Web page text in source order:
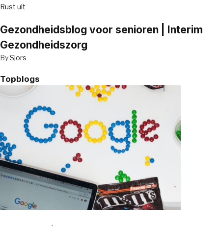
Rust uit
Gezondheidsblog voor senioren | Interim
Gezondheidszorg
BySjors
Topblogs